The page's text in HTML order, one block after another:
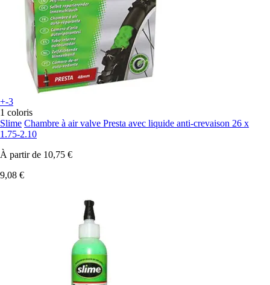
+-3
1 coloris
Slime Chambre à air valve Presta avec liquide anti-crevaison 26 x
1.75-2.10
À partir de 10,75 €
9,08 €